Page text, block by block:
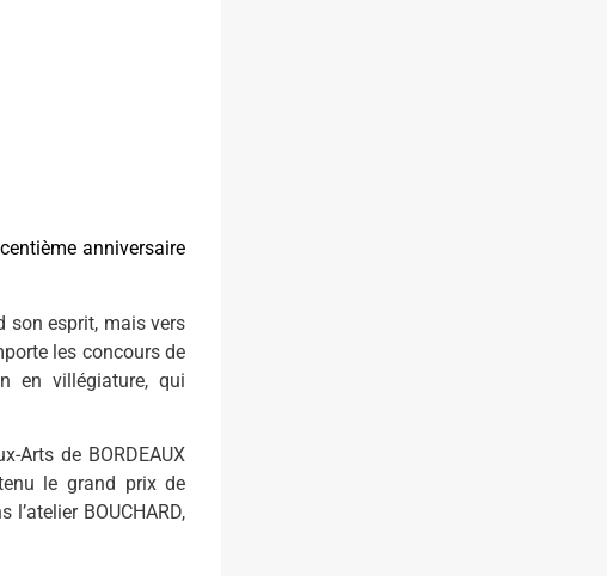
anniversaire
son esprit, mais vers
les concours de
en villégiature, qui
Arts de BORDEAUX
le grand prix de
BOUCHARD,